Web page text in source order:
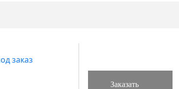
заказ
Заказать